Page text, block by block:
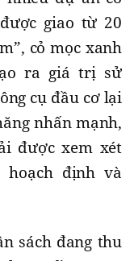
giao từ 20
cỏ mọc xanh
ra giá trị sử
cụ đầu cơ lại
nhấn mạnh,
được xem xét
định và
sách đang thu